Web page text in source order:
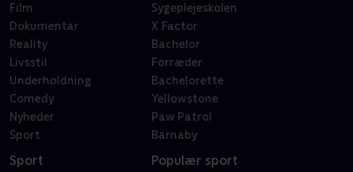
Film
Dokumentar
Reality
Livsstil
Underholdning
Comedy
Nyheder
Sport
Sygeplejeskolen
X Factor
Bachelor
Forræder
Bachelorette
Yellowstone
Paw Patrol
Barnaby
Sport Populær sport